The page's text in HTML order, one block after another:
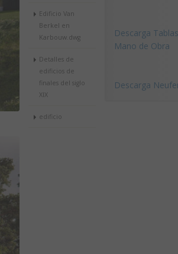
Edificio Van
Berkel en
Karbouw.dwg
Detalles de
edificios de
finales del siglo
XIX
edificio
Descarga
Mano de Obra
Descarga